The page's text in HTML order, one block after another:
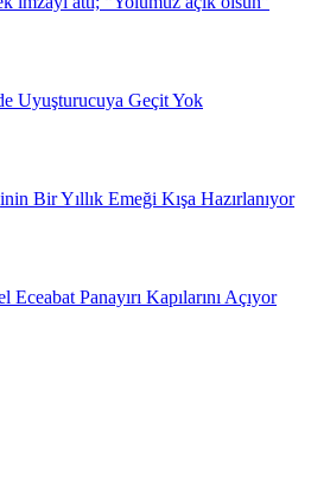
Uyuşturucuya Geçit Yok
Bir Yıllık Emeği Kışa Hazırlanıyor
Eceabat Panayırı Kapılarını Açıyor